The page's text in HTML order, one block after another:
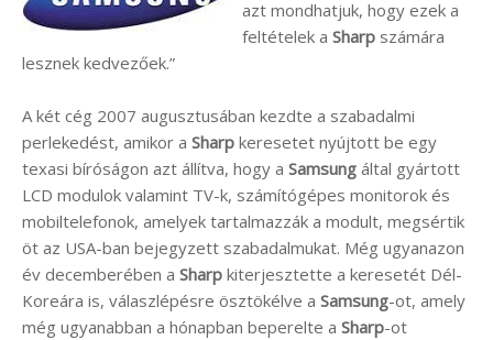
azt mondhatjuk, hogy ezek a
feltételek a Sharp számára
lesznek kedvezőek.”
A két cég 2007 augusztusában kezdte a szabadalmi
perlekedést, amikor a Sharp keresetet nyújtott be egy
texasi bíróságon azt állítva, hogy a Samsung által gyártott
LCD modulok valamint TV-k, számítógépes monitorok és
mobiltelefonok, amelyek tartalmazzák a modult, megsértik
öt az USA-ban bejegyzett szabadalmukat. Még ugyanazon
év decemberében a Sharp kiterjesztette a keresetét Dél-
Koreára is, válaszlépésre ösztökélve a Samsung-ot, amely
még ugyanabban a hónapban beperelte a Sharp-ot